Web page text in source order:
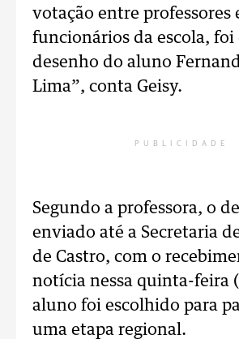
votação entre professores
funcionários da escola, foi
desenho do aluno
Lima”, conta Geisy.
PUBLICIDADE
Segundo a professora, o
enviado até a Secretaria
de Castro, com o
notícia nessa quinta-feira
aluno foi escolhido para
uma etapa regional.